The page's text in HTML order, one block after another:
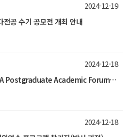
공 수기 공모전 개최 안내
2024-12-19
아시아대학연맹 2025 AUA Postgraduate Academic Forum 안내
2024-12-18
2024-12-18